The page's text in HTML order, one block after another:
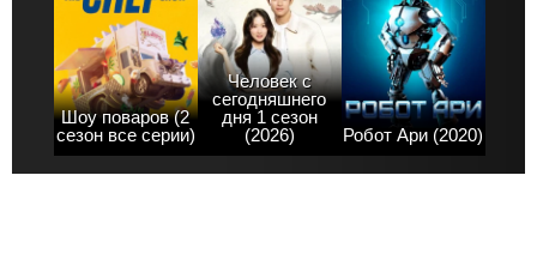
Шоу поваров (2
сезон все серии)
Человек с
сегодняшнего
дня 1 сезон
(2026)
Робот Ари (2020)